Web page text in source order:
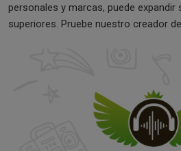
personales y marcas, puede expandir
superiores. Pruebe nuestro creador